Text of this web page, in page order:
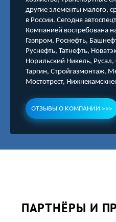
другие элементы малого,
в России. Сегодня
Компанией востребована
Газпром, Роснефть,
Руснефть, Татнефть,
Норильский Никель, Русал,
Таргин, Стройгазмонтаж,
Мостотрест,
ОТЗЫВЫ О КОМПАНИИ >>>
ПАРТНЁРЫ И